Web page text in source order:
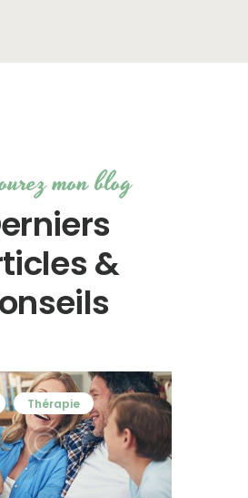
mon blog
&
Thérapie